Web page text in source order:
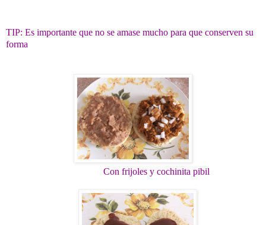
TIP: Es importante que no se amase mucho para que conserven su
forma
Con frijoles y cochinita pibil